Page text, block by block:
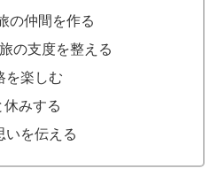
の仲間を作る
の支度を整える
を楽しむ
休みする
いを伝える